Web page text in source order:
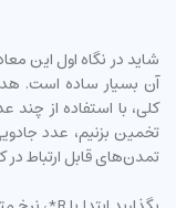
شاید در نگاه اول این
آن بسیار ساده است.
کلی، با استفاده از
تمدن‌های قابل ارتباط